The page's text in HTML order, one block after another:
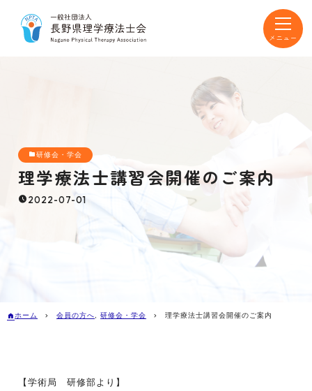
toggle
研修会・学会
理学療法士講習会開催のご案内
2022-07-01
ホーム 会員の方へ, 研修会・学会 理学療法士講習会開催のご案内
【学術局 研修部より】